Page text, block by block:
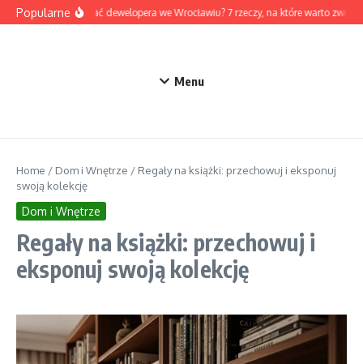
Przejdź do treści
PopularneJak wybrać dewelopera we Wrocławiu? 7 rzeczy, na które warto
Menu
Home / Dom i Wnętrze / Regały na książki: przechowuj i eksponuj
swoją kolekcję
Dom i Wnętrze
Regały na książki: przechowuj i
eksponuj swoją kolekcję